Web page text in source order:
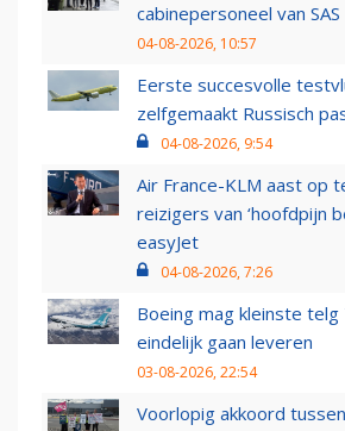
cabinepersoneel van
04-08-2026, 10:57
Eerste succesvolle
zelfgemaakt Russisch
04-08-2026, 9:54
Air France-KLM aast op
reizigers van ‘hoofdpijn
easyJet
04-08-2026, 7:26
Boeing mag kleinste telg
eindelijk gaan leveren
03-08-2026, 22:54
Voorlopig akkoord